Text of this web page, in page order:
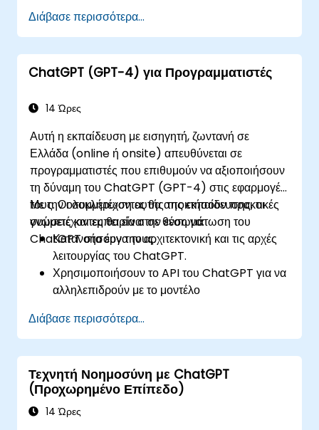
κινδύνων
Προετοιμάστε τη λειτουργία HR σας για το
μέλλον
Διάβασε περισσότερα...
ChatGPT (GPT-4) για Προγραμματιστές
14 Ώρες
Αυτή η εκπαίδευση με εισηγητή, ζωντανή σε
Ελλάδα (online ή onsite) απευθύνεται σε
προγραμματιστές που επιθυμούν να αξιοποιήσουν
τη δύναμη του ChatGPT (GPT-4) στις εφαρμογές
τους. Οι συμμετέχοντες θα αποκτήσουν πρακτικές
γνώσεις και εμπειρία στην ενσωμάτωση του
ChatGPT στα έργα τους.
Με την ολοκλήρωση αυτής της εκπαίδευσης, οι
συμμετέχοντες θα είναι σε θέση να:
Κατανοήσουν την αρχιτεκτονική και τις αρχές
λειτουργίας του ChatGPT.
Χρησιμοποιήσουν το API του ChatGPT για να
αλληλεπιδρούν με το μοντέλο
Αναπτύξουν συνομιλητικούς πράκτορες και
chatbots χρησιμοποιώντας το ChatGPT.
Εξερευνήσουν νέα χαρακτηριστικά και
λειτουργίες που προσφέρει το GPT-4 για να
ενισχύσουν τις εφαρμογές τους.
Προσαρμόσουν και βελτιστοποιήσουν το
Διάβασε περισσότερα...
Τεχνητή Νοημοσύνη με ChatGPT
(Προχωρημένο Επίπεδο)
14 Ώρες